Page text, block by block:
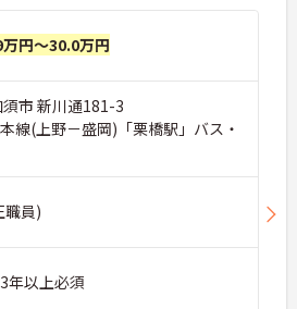
円～30.0万円
市 新川通181-3
線(上野－盛岡)「栗橋駅」バス・
職員)
年以上必須